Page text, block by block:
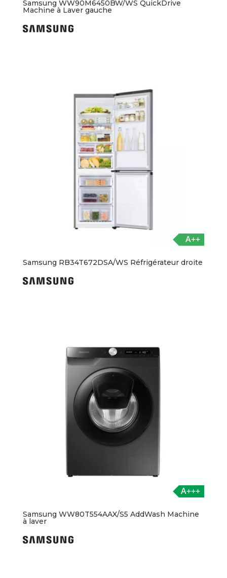
Samsung WW90M6450BW/WS QuickDrive
Machine à Laver gauche
A++
Samsung RB34T672DSA/WS Réfrigérateur droite
A+++
Samsung WW80T554AAX/S5 AddWash Machine
à laver